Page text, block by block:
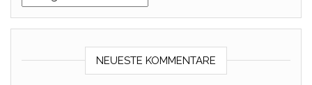
NEUESTE KOMMENTARE